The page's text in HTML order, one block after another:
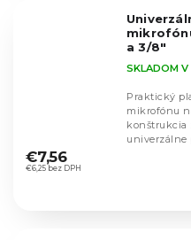
a 3/8"
hodnotenie
produktu
SKLADOM V
€6,25 bez DPH
€7,56
Praktický
mikrofónu
konštrukcia
univerzálne